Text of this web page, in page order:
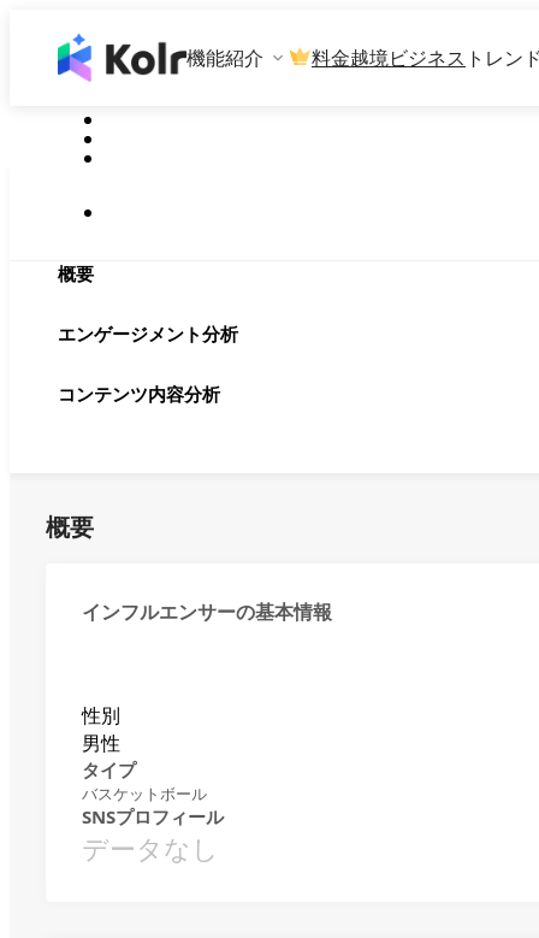
機能紹介 料金越境ビジネス トレン
概要
エンゲージメント分析
コンテンツ内容分析
概要
インフルエンサーの基本情報
性別
男性
タイプ
バスケットボール
SNSプロフィール
データなし